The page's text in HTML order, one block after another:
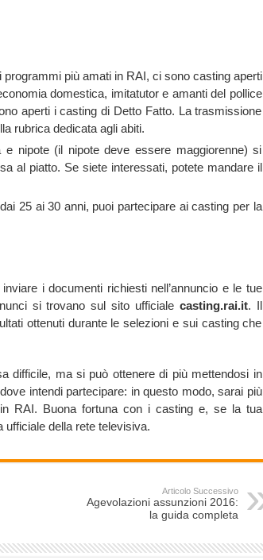
programmi più amati in RAI, ci sono casting aperti
domestica, imitatutor e amanti del pollice
aperti i casting di Detto Fatto. La trasmissione
rubrica dedicata agli abiti.
e nipote (il nipote deve essere maggiorenne) si
al piatto. Se siete interessati, potete mandare il
25 ai 30 anni, puoi partecipare ai casting per la
i documenti richiesti nell’annuncio e le tue
si trovano sul sito ufficiale casting.rai.it. Il
ottenuti durante le selezioni e sui casting che
difficile, ma si può ottenere di più mettendosi in
intendi partecipare: in questo modo, sarai più
RAI. Buona fortuna con i casting e, se la tua
ufficiale della rete televisiva.
Articolo Successivo
Agevolazioni assunzioni 2016:
la guida completa